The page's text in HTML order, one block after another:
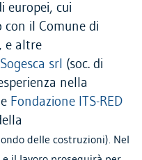
europei, cui
il Comune di
e altre
Sogesca srl (soc. di
nella
Fondazione ITS-RED
delle costruzioni). Nel